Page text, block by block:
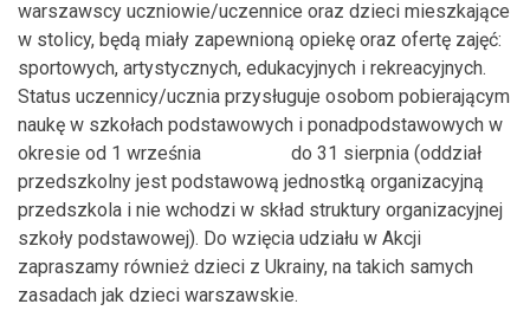
warszawscy uczniowie/uczennice oraz dzieci mieszkające
w stolicy, będą miały zapewnioną opiekę oraz ofertę zajęć:
sportowych, artystycznych, edukacyjnych i rekreacyjnych.
Status uczennicy/ucznia przysługuje osobom pobierającym
naukę w szkołach podstawowych i ponadpodstawowych w
okresie od 1 września do 31 sierpnia (oddział
przedszkolny jest podstawową jednostką organizacyjną
przedszkola i nie wchodzi w skład struktury organizacyjnej
szkoły podstawowej). Do wzięcia udziału w Akcji
zapraszamy również dzieci z Ukrainy, na takich samych
zasadach jak dzieci warszawskie.